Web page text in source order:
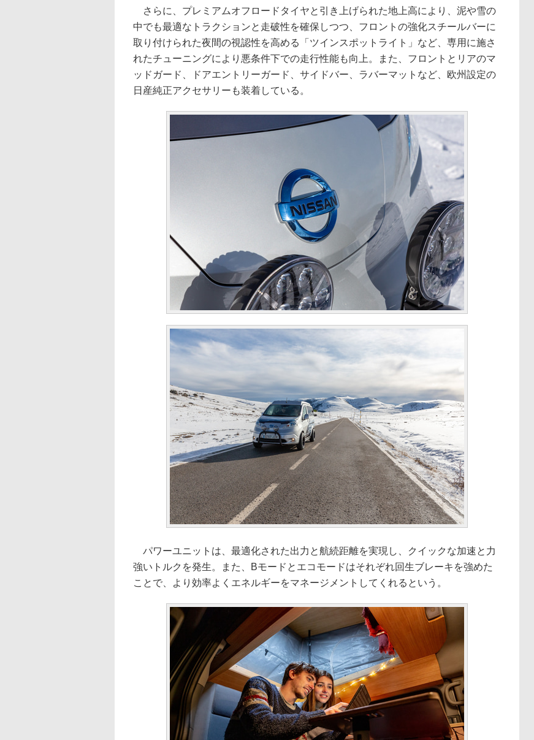
さらに、プレミアムオフロードタイヤと引き上げられた地上高により、泥や雪の
中でも最適なトラクションと走破性を確保しつつ、フロントの強化スチールバーに
取り付けられた夜間の視認性を高める「ツインスポットライト」など、専用に施さ
れたチューニングにより悪条件下での走行性能も向上。また、フロントとリアのマ
ッドガード、ドアエントリーガード、サイドバー、ラバーマットなど、欧州設定の
日産純正アクセサリーも装着している。
パワーユニットは、最適化された出力と航続距離を実現し、クイックな加速と力
強いトルクを発生。また、Bモードとエコモードはそれぞれ回生ブレーキを強めた
ことで、より効率よくエネルギーをマネージメントしてくれるという。